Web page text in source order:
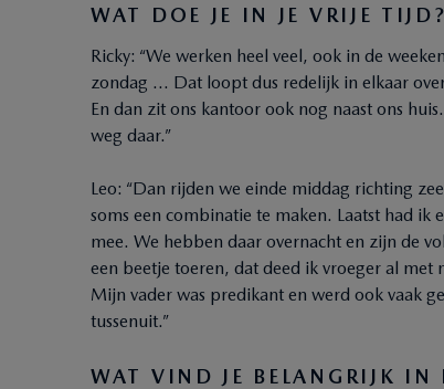
WAT DOE JE IN JE VRIJE TIJD?
Ricky: “We werken heel veel, ook in de
zondag … Dat loopt dus redelijk in elkaar
En dan zit ons kantoor ook nog naast ons
weg daar.”
Leo: “Dan rijden we einde middag richting
soms een combinatie te maken. Laatst had
mee. We hebben daar overnacht en zijn de
een beetje toeren, dat deed ik vroeger al
Mijn vader was predikant en werd ook vaak
tussenuit.”
WAT VIND JE BELANGRIJK IN